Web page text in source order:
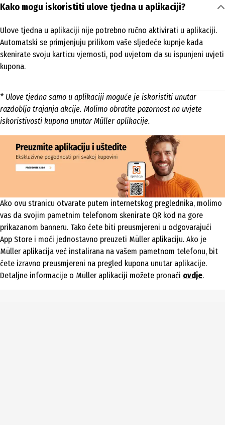
Kako mogu iskoristiti ulove tjedna u aplikaciji?
Ulove tjedna u aplikaciji nije potrebno ručno aktivirati u aplikaciji.
Automatski se primjenjuju prilikom vaše sljedeće kupnje kada
skenirate svoju karticu vjernosti, pod uvjetom da su ispunjeni uvjeti
kupona.
* Ulove tjedna samo u aplikaciji moguće je iskoristiti unutar
razdoblja trajanja akcije. Molimo obratite pozornost na uvjete
iskoristivosti kupona unutar Müller aplikacije.
Ako ovu stranicu otvarate putem internetskog preglednika, molimo
vas da svojim pametnim telefonom skenirate QR kod na gore
prikazanom banneru. Tako ćete biti preusmjereni u odgovarajući
App Store i moći jednostavno preuzeti Müller aplikaciju. Ako je
Müller aplikacija već instalirana na vašem pametnom telefonu, bit
ćete izravno preusmjereni na pregled kupona unutar aplikacije.
Detaljne informacije o Müller aplikaciji možete pronaći ovdje.